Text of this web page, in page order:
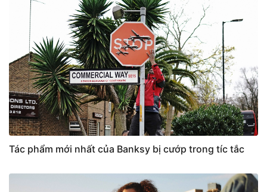
Tác phẩm mới nhất của Banksy bị cướp trong tíc tắc